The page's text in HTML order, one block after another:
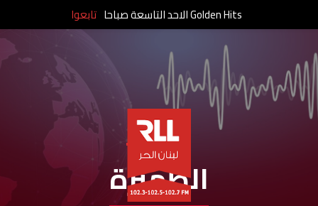
نشرات الأخبار
الظّهيرة
Golden Hits الاحد التاسعة صباحا تابعوا